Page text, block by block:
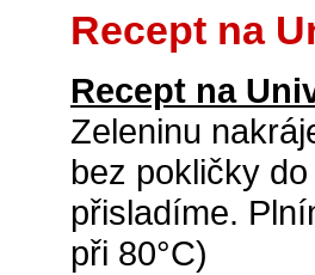
Recept na
Recept na
Zeleninu
bez pokličky
přisladíme.
při 80°C)